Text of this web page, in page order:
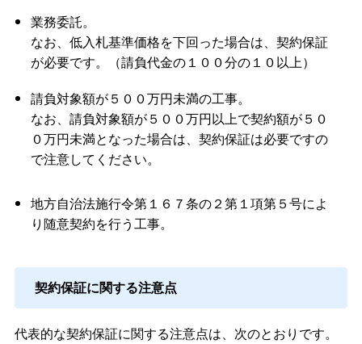
業務委託。
なお、低入札基準価格を下回った場合は、契約保証
が必要です。（請負代金の１００分の１０以上）
請負対象額が５００万円未満の工事。
なお、請負対象額が５００万円以上で契約額が５０
０万円未満となった場合は、契約保証は必要ですの
で注意してください。
地方自治法施行令第１６７条の２第１項第５号によ
り随意契約を行う工事。
契約保証に関する注意点
代表的な契約保証に関する注意点は、次のとおりです。